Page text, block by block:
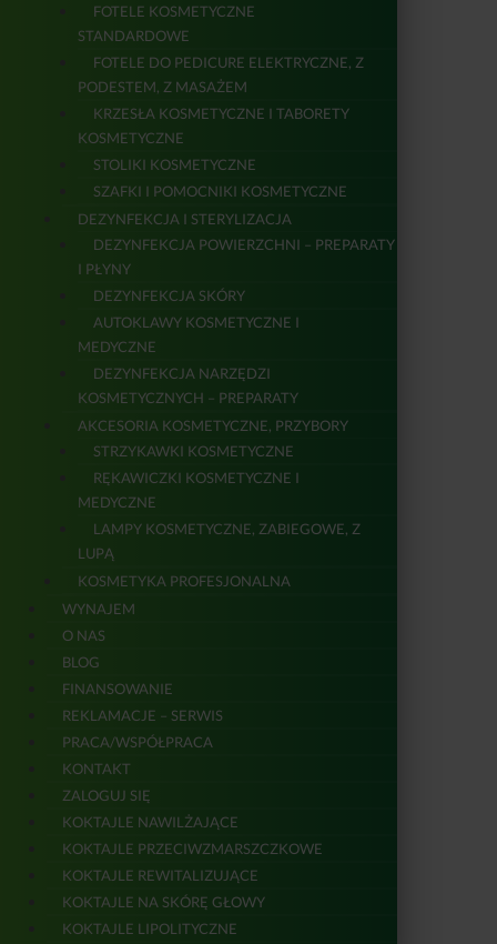
FOTELE KOSMETYCZNE
STANDARDOWE
FOTELE DO PEDICURE ELEKTRYCZNE, Z
PODESTEM, Z MASAŻEM
KRZESŁA KOSMETYCZNE I TABORETY
KOSMETYCZNE
STOLIKI KOSMETYCZNE
SZAFKI I POMOCNIKI KOSMETYCZNE
DEZYNFEKCJA I STERYLIZACJA
DEZYNFEKCJA POWIERZCHNI – PREPARATY
I PŁYNY
DEZYNFEKCJA SKÓRY
AUTOKLAWY KOSMETYCZNE I
MEDYCZNE
DEZYNFEKCJA NARZĘDZI
KOSMETYCZNYCH – PREPARATY
AKCESORIA KOSMETYCZNE, PRZYBORY
STRZYKAWKI KOSMETYCZNE
RĘKAWICZKI KOSMETYCZNE I
MEDYCZNE
LAMPY KOSMETYCZNE, ZABIEGOWE, Z
LUPĄ
KOSMETYKA PROFESJONALNA
WYNAJEM
O NAS
BLOG
FINANSOWANIE
REKLAMACJE – SERWIS
PRACA/WSPÓŁPRACA
KONTAKT
ZALOGUJ SIĘ
KOKTAJLE NAWILŻAJĄCE
KOKTAJLE PRZECIWZMARSZCZKOWE
KOKTAJLE REWITALIZUJĄCE
KOKTAJLE NA SKÓRĘ GŁOWY
KOKTAJLE LIPOLITYCZNE